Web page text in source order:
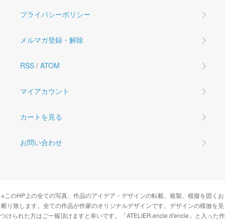
プライバシーポリシー
メルマガ登録・解除
RSS / ATOM
マイアカウント
カートを見る
お問い合わせ
※このHP上の全ての写真、作品のアイデア・デザインの転載、複製、模擬を固くお
断り致します。全ての作品が作家のオリジナルデザインです。デザインの模倣を見
つけられた方はご一報頂けますと幸いです。「ATELIER.encle d'encle」と入った作